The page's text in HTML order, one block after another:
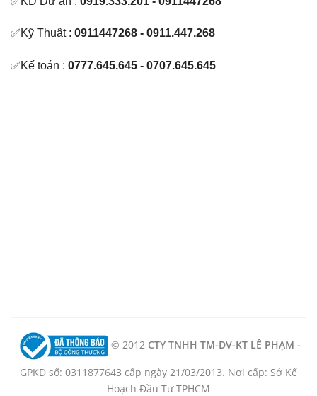
✅Kỹ Thuật : 0911447268 - 0911.447.268
✅Kế toán : 0777.645.645 - 0707.645.645
© 2012 CTY TNHH TM-DV-KT LÊ PHẠM -
GPKD số: 0311877643 cấp ngày 21/03/2013. Nơi cấp: Sở Kế
Hoạch Đầu Tư TPHCM